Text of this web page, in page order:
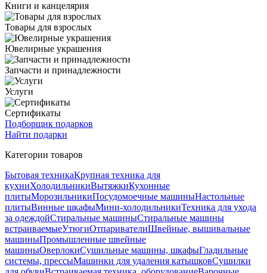
Книги и канцелярия
Товары для взрослых
Ювелирные украшения
Запчасти и принадлежности
Услуги
Сертификаты
Подборщик подарков
Найти подарки
Категории товаров
Бытовая техникаКрупная техника для
кухниХолодильникиВытяжкиКухонные
плитыМорозильникиПосудомоечные машиныНастольные
плитыВинные шкафыМини-холодильникиТехника для ухода
за одеждойСтиральные машиныСтиральные машины
встраиваемыеУтюгиОтпаривателиШвейные, вышивальные
машиныПромышленные швейные
машиныОверлокиСушильные машины, шкафыГладильные
системы, прессыМашинки для удаления катышковСушилки